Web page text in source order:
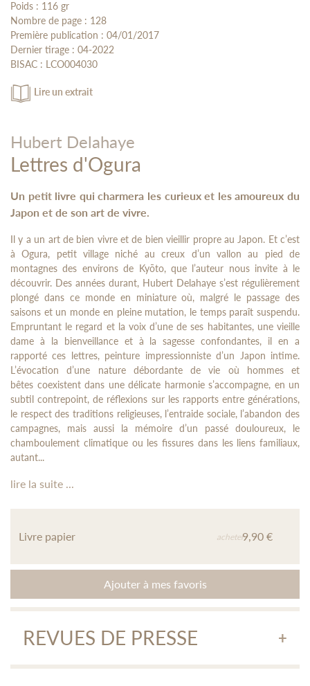
Poids : 116 gr
Nombre de page : 128
Première publication : 04/01/2017
Dernier tirage : 04-2022
BISAC : LCO004030
Lire un extrait
Hubert Delahaye
Lettres d'Ogura
Un petit livre qui charmera les curieux et les amoureux du
Japon et de son art de vivre.
Il y a un art de bien vivre et de bien vieillir propre au Japon. Et c’est
à Ogura, petit village niché au creux d’un vallon au pied de
montagnes des environs de Kyōto, que l’auteur nous invite à le
découvrir. Des années durant, Hubert Delahaye s’est régulièrement
plongé dans ce monde en miniature où, malgré le passage des
saisons et un monde en pleine mutation, le temps paraît suspendu.
Empruntant le regard et la voix d’une de ses habitantes, une vieille
dame à la bienveillance et à la sagesse confondantes, il en a
rapporté ces lettres, peinture impressionniste d’un Japon intime.
L’évocation d’une nature débordante de vie où hommes et
bêtes coexistent dans une délicate harmonie s’accompagne, en un
subtil contrepoint, de réflexions sur les rapports entre générations,
le respect des traditions religieuses, l’entraide sociale, l’abandon des
campagnes, mais aussi la mémoire d’un passé douloureux, le
chamboulement climatique ou les fissures dans les liens familiaux,
autant...
lire la suite ...
Livre papier acheter9,90 €
Ajouter à mes favoris
REVUES DE PRESSE
Rites et déroute du Japon rural